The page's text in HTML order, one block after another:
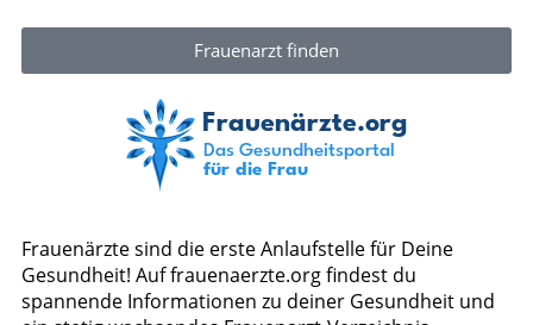
Frauenarzt finden
Frauenärzte sind die erste Anlaufstelle für Deine
Gesundheit! Auf frauenaerzte.org findest du
spannende Informationen zu deiner Gesundheit und